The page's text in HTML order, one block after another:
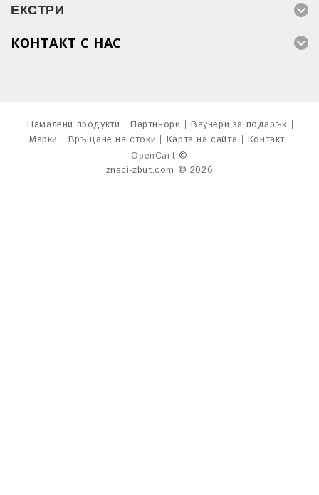
ЕКСТРИ
КОНТАКТ С НАС
Намалени продукти Партньори
Ваучери за подарък
Марки
Връщане на стоки Карта на сайта
Контакт
OpenCart ©
znaci-zbut.com © 2026